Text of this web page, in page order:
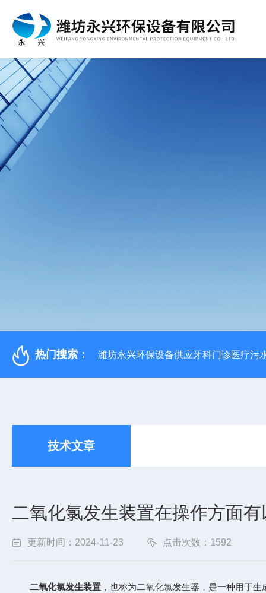
热门搜索： 潍坊永兴环保设备供应牙科门诊医疗污
技术文章
二氧化氯发生装置在操作方面
更新时间：2024-11-23 点击次数：1592
二氧化氯发生装置 ，也称为二氧化氯发生器，是一种用于